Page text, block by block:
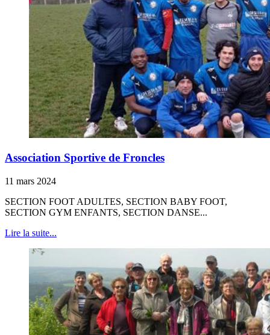
Association Sportive de Froncles
11 mars 2024
SECTION FOOT ADULTES, SECTION BABY FOOT,
SECTION GYM ENFANTS, SECTION DANSE...
Lire la suite...